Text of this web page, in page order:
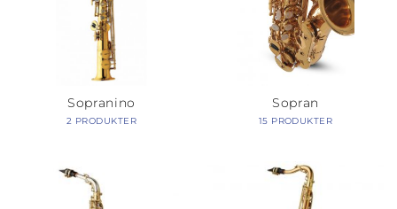
Sopranino
2 PRODUKTER
Sopran
15 PRODUKTER